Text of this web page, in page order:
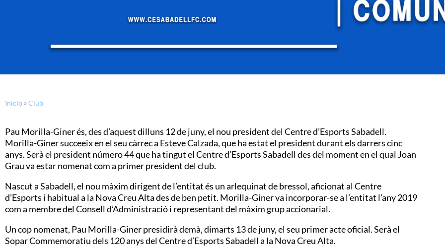
Inicio »Club
Pau Morilla-Giner és, des d’aquest dilluns 12 de juny, el nou president del Centre d’Esports Sabadell.
Morilla-Giner succeeix en el seu càrrec a Esteve Calzada, que ha estat el president durant els darrers cinc
anys. Serà el president número 44 que ha tingut el Centre d’Esports Sabadell des del moment en el qual Joan
Grau va estar nomenat com a primer president del club.
Nascut a Sabadell, el nou màxim dirigent de l’entitat és un arlequinat de bressol, aficionat al Centre
d’Esports i habitual a la Nova Creu Alta des de ben petit. Morilla-Giner va incorporar-se a l’entitat l’any 2019
com a membre del Consell d’Administració i representant del màxim grup accionarial.
Un cop nomenat, Pau Morilla-Giner presidirà demà, dimarts 13 de juny, el seu primer acte oficial. Serà el
Sopar Commemoratiu dels 120 anys del Centre d’Esports Sabadell a la Nova Creu Alta.